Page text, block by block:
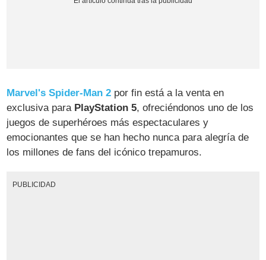
Marvel's Spider-Man 2 por fin está a la venta en
exclusiva para PlayStation 5, ofreciéndonos uno de los
juegos de superhéroes más espectaculares y
emocionantes que se han hecho nunca para alegría de
los millones de fans del icónico trepamuros.
PUBLICIDAD